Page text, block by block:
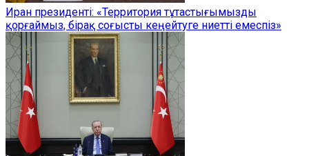
Иран президенті: «Территория тұтастығымызды
қорғаймыз, бірақ соғысты кеңейтуге ниетті емеспіз»